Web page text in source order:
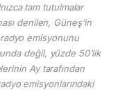
tam tutulmalar
denilen, Güneş’in
emisyonunu
değil, yüzde 50’lik
Ay tarafından
emisyonlarındaki